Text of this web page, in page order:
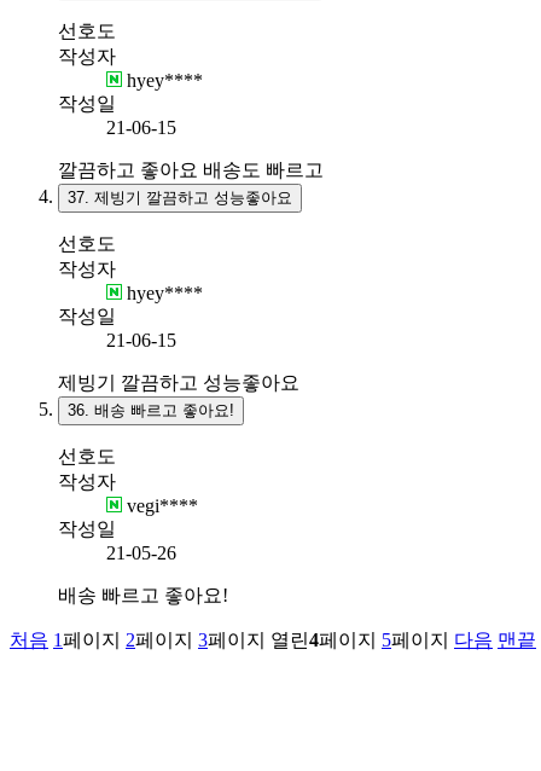
선호도
작성자
hyey****
작성일
21-06-15
깔끔하고 좋아요 배송도 빠르고
37. 제빙기 깔끔하고 성능좋아요
선호도
작성자
hyey****
작성일
21-06-15
제빙기 깔끔하고 성능좋아요
36. 배송 빠르고 좋아요!
선호도
작성자
vegi****
작성일
21-05-26
배송 빠르고 좋아요!
처음 1페이지 2페이지 3페이지 열린4페이지 5페이지 다음 맨끝